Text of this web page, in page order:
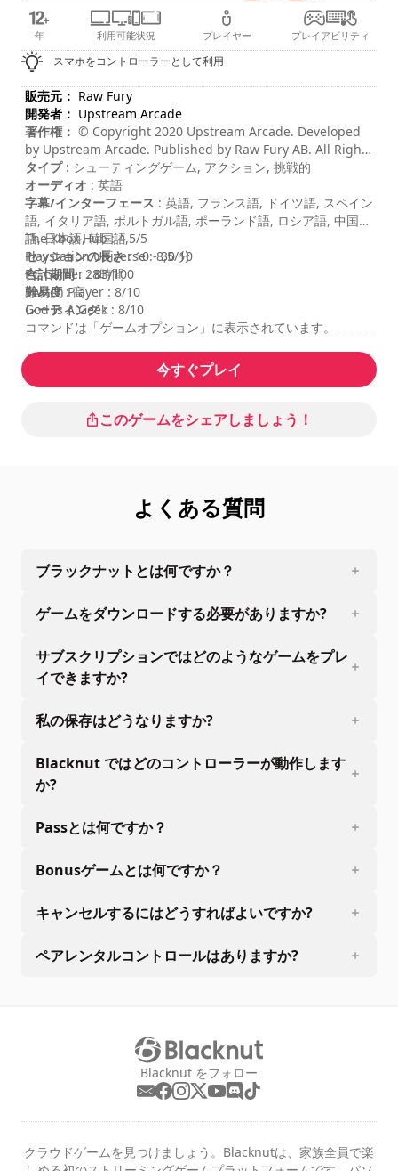
年 利用可能状況 プレイヤー プレイアビリティ
スマホをコントローラーとして利用
販売元： Raw Fury
開発者： Upstream Arcade
著作権： © Copyright 2020 Upstream Arcade. Developed
by Upstream Arcade. Published by Raw Fury AB. All Rights
Reserved.
タイプ: シューティングゲーム, アクション, 挑戦的
オーディオ : 英語
字幕/インターフェース : 英語, フランス語, ドイツ語, スペイン
語, イタリア語, ポルトガル語, ポーランド語, ロシア語, 中国
語, 日本語, 韓国語
セッションの長さ: 10 - 30 分
合計期間: 28時間
難易度: 高
レーティング:
The Xbox Hub : 4,5/5
Playstation Universe : 8,5/10
PC Gamer : 83/100
Switch Player : 8/10
God Is A Geek : 8/10
コマンドは「ゲームオプション」に表示されています。
今すぐプレイ
このゲームをシェアしましょう！
よくある質問
ブラックナットとは何ですか？
ゲームをダウンロードする必要がありますか?
サブスクリプションではどのようなゲームをプレ
イできますか?
私の保存はどうなりますか?
Blacknut ではどのコントローラーが動作します
か?
Passとは何ですか？
Bonusゲームとは何ですか？
キャンセルするにはどうすればよいですか?
ペアレンタルコントロールはありますか?
Blacknut をフォロー
クラウドゲームを見つけましょう。Blacknutは、家族全員で楽